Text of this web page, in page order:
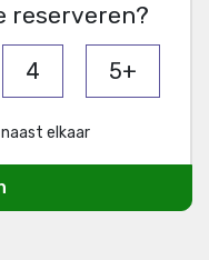
reserveren?
4 5+
elkaar